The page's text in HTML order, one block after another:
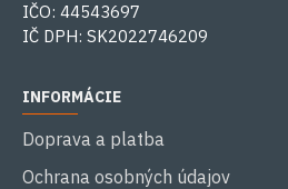
IČO: 44543697
IČ DPH: SK2022746209
INFORMÁCIE
Doprava a platba
Ochrana osobných údajov